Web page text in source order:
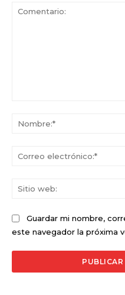
Guardar mi nombre,
este navegador la próxima